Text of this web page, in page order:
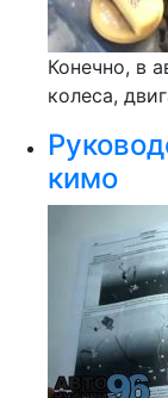
Конечно, в
колеса,
кимо